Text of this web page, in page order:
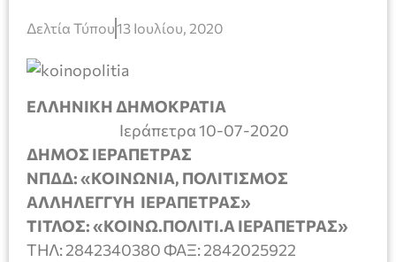
Δελτία Τύπου13 Ιουλίου, 2020
ΕΛΛΗΝΙΚΗ ΔΗΜΟΚΡΑΤΙΑ
Ιεράπετρα 10-07-2020
ΔΗΜΟΣ ΙΕΡΑΠΕΤΡΑΣ
ΝΠΔΔ: «ΚΟΙΝΩΝΙΑ, ΠΟΛΙΤΙΣΜΟΣ
ΑΛΛΗΛΕΓΓΥΗ ΙΕΡΑΠΕΤΡΑΣ»
ΤΙΤΛΟΣ: «ΚΟΙΝΩ.ΠΟΛΙΤΙ.Α ΙΕΡΑΠΕΤΡΑΣ»
ΤΗΛ: 2842340380 ΦΑΞ: 2842025922